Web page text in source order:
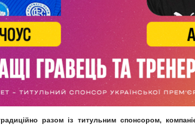
разом із титульним спонсором,